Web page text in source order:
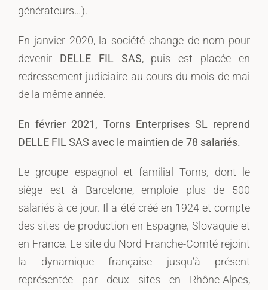
générateurs…).
En janvier 2020, la société change de nom pour
devenir DELLE FIL SAS, puis est placée en
redressement judiciaire au cours du mois de mai
de la même année.
En février 2021, Torns Enterprises SL reprend
DELLE FIL SAS avec le maintien de 78 salariés.
Le groupe espagnol et familial Torns, dont le
siège est à Barcelone, emploie plus de 500
salariés à ce jour. Il a été créé en 1924 et compte
des sites de production en Espagne, Slovaquie et
en France. Le site du Nord Franche-Comté rejoint
la dynamique française jusqu’à présent
représentée par deux sites en Rhône-Alpes,